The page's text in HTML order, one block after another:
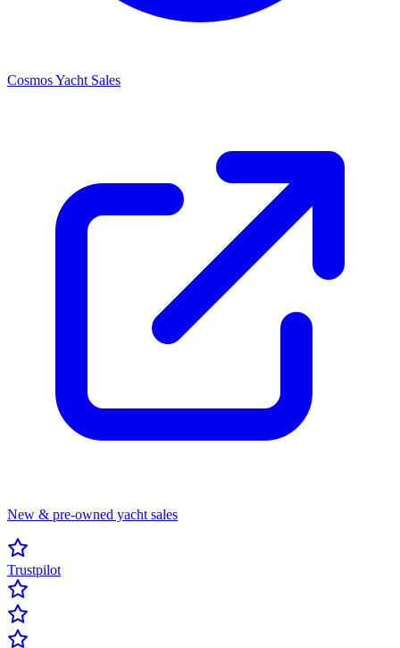
Cosmos Yacht Sales
New & pre-owned yacht sales
Trustpilot